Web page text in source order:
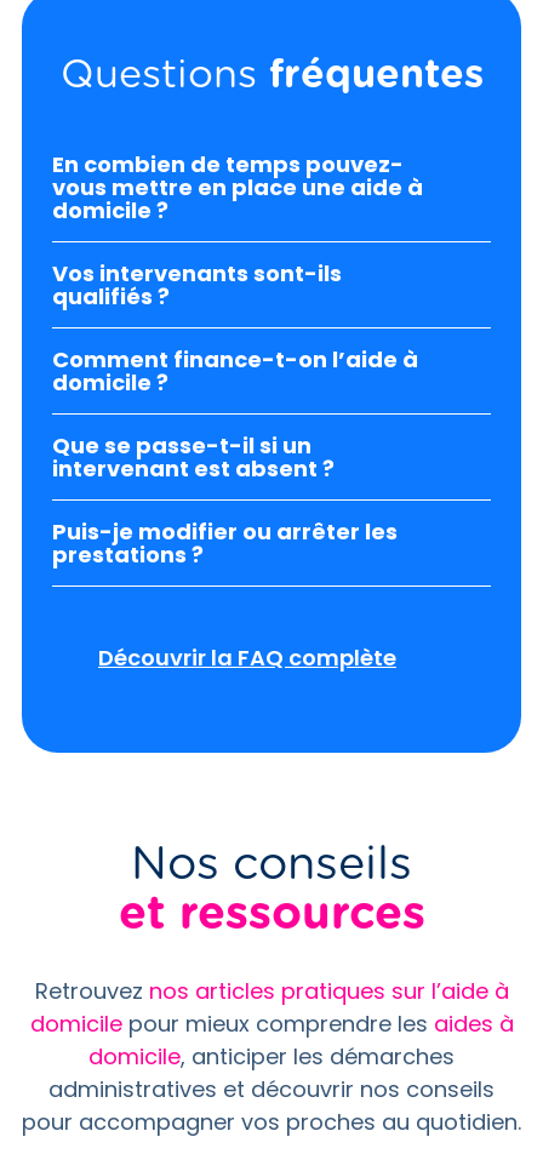
Questions fréquentes
En combien de temps pouvez-
vous mettre en place une aide à
domicile ?
Vos intervenants sont-ils
qualifiés ?
Comment finance-t-on l’aide à
domicile ?
Que se passe-t-il si un
intervenant est absent ?
Puis-je modifier ou arrêter les
prestations ?
Découvrir la FAQ complète
Nos conseils
et ressources
Retrouvez nos articles pratiques sur l’aide à
domicilepour mieux comprendre les aides à
domicile, anticiper les démarches
administratives et découvrir nos conseils
pour accompagner vos proches au quotidien.